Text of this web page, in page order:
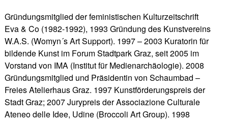
Gründungsmitglied der feministischen Kulturzeitschrift
Eva & Co (1982-1992), 1993 Gründung des Kunstvereins
W.A.S. (Womyn´s Art Support). 1997 – 2003 Kuratorin für
bildende Kunst im Forum Stadtpark Graz, seit 2005 im
Vorstand von IMA (Institut für Medienarchäologie). 2008
Gründungsmitglied und Präsidentin von Schaumbad –
Freies Atelierhaus Graz. 1997 Kunstförderungspreis der
Stadt Graz; 2007 Jurypreis der Associazione Culturale
Ateneo delle Idee, Udine (Broccoli Art Group). 1998